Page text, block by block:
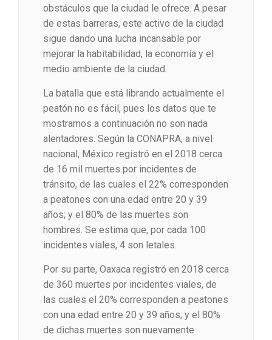
obstáculos que la ciudad le ofrece. A pesar
de estas barreras, este activo de la ciudad
sigue dando una lucha incansable por
mejorar la habitabilidad, la economía y el
medio ambiente de la ciudad.
La batalla que está librando actualmente el
peatón no es fácil, pues los datos que te
mostramos a continuación no son nada
alentadores. Según la CONAPRA, a nivel
nacional, México registró en el 2018 cerca
de 16 mil muertes por incidentes de
tránsito, de las cuales el 22% corresponden
a peatones con una edad entre 20 y 39
años; y el 80% de las muertes son
hombres. Se estima que, por cada 100
incidentes viales, 4 son letales.
Por su parte, Oaxaca registró en 2018 cerca
de 360 muertes por incidentes viales, de
las cuales el 20% corresponden a peatones
con una edad entre 20 y 39 años; y el 80%
de dichas muertes son nuevamente